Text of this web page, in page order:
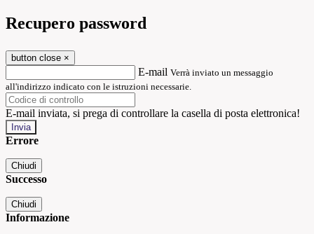
Recupero password
button close ×
E-mail Verrà inviato un messaggio
all'indirizzo indicato con le istruzioni necessarie.
E-mail inviata, si prega di controllare la casella di posta elettronica!
Errore
Chiudi
Successo
Chiudi
Informazione